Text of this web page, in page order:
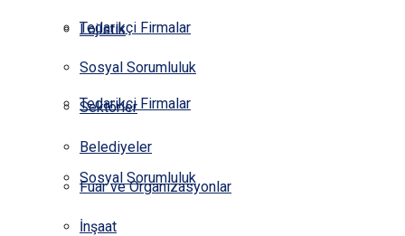
Tedarikçi Firmalar
Sosyal Sorumluluk
Sektörler
Belediyeler
Fuar ve Organizasyonlar
İnşaat
Lojistik
Tedarikçi Firmalar
Sosyal Sorumluluk